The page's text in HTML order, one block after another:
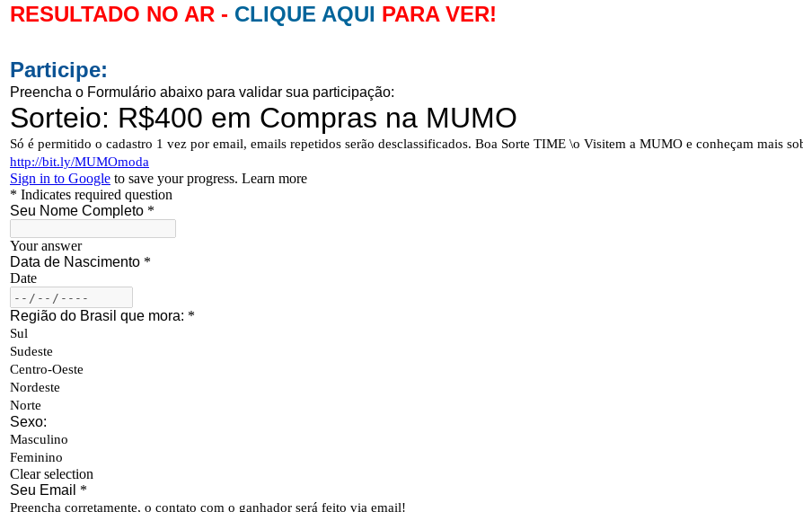
RESULTADO NO AR - CLIQUE AQUI PARA VER!
Participe:
Preencha o Formulário abaixo para validar sua participação: